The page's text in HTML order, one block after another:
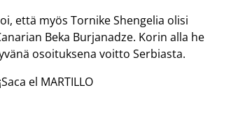
että myös Tornike Shengelia olisi
Beka Burjanadze. Korin alla he
osoituksena voitto Serbiasta.
el MARTILLO